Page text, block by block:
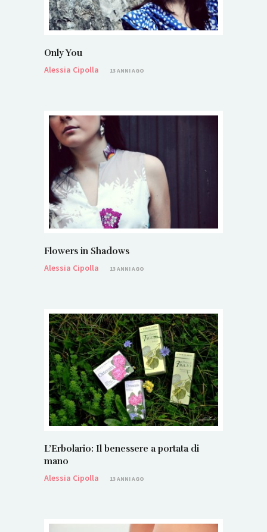
Only You
Alessia Cipolla
13 ANNI AGO
Flowers in Shadows
Alessia Cipolla
13 ANNI AGO
L’Erbolario: Il benessere a portata di
mano
Alessia Cipolla
13 ANNI AGO